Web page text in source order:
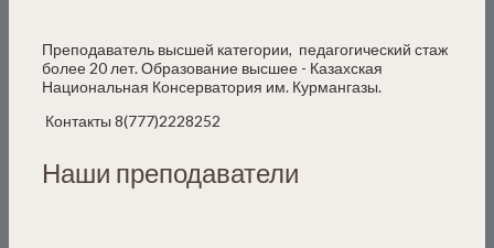
Преподаватель высшей категории, педагогический стаж
более 20 лет. Образование высшее - Казахская
Национальная Консерватория им. Курмангазы.
Контакты 8(777)2228252
Наши преподаватели